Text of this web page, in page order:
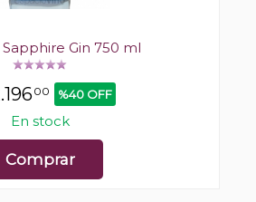
Gin 750 ml
00 %40 OFF
En stock
Comprar